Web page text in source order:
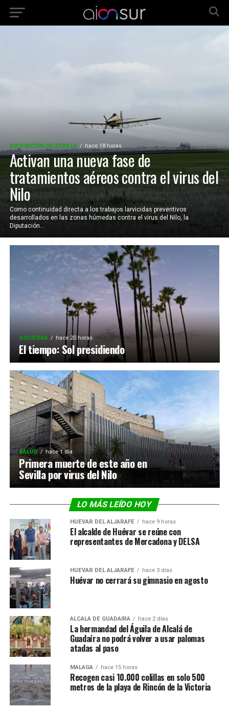
DIPUTACIÓN DE SEVILLA hace 18 horas
Activan una nueva fase de
tratamientos aéreos contra el virus del
Nilo
Como continuidad directa a los trabajos larvicidas preventivos
desarrollados en las zonas húmedas contra el virus del Nilo, la
Diputación...
SOCIEDAD hace 20 horas
El tiempo: Sol presidiendo
SALUD hace 1 día
Primera muerte de este año en
Sevilla por virus del Nilo
LO MÁS LEÍDO HOY
HUÉVAR DEL ALJARAFE hace 9 horas
El alcalde de Huévar se reúne con
representantes de Mercadona y DELSA
HUÉVAR DEL ALJARAFE hace 3 días
Huévar no cerrará su gimnasio en agosto
ALCALÁ DE GUADAÍRA hace 2 días
La hermandad del Águila de Alcalá de
Guadaíra no podrá volver a usar palomas
atadas al paso
MÁLAGA hace 15 horas
Recogen casi 10.000 colillas en solo 500
metros de la playa de Rincón de la Victoria